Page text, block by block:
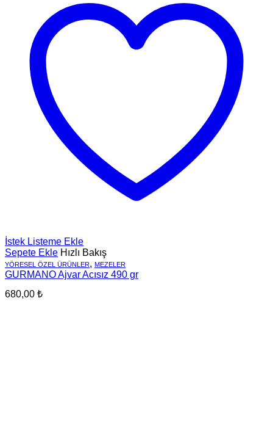
İstek Listeme Ekle
Sepete Ekle Hızlı Bakış
YÖRESEL ÖZEL ÜRÜNLER, MEZELER
GURMANO Ajvar Acısız 490 gr
680,00 ₺